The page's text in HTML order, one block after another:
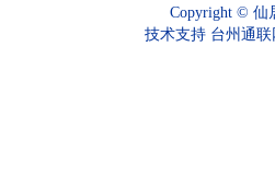
Copyright © 仙
技术支持 台州通